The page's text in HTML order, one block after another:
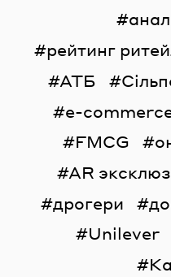
рейтинг
АТБ
e-
FMCG
AR
дрогери
Unilever